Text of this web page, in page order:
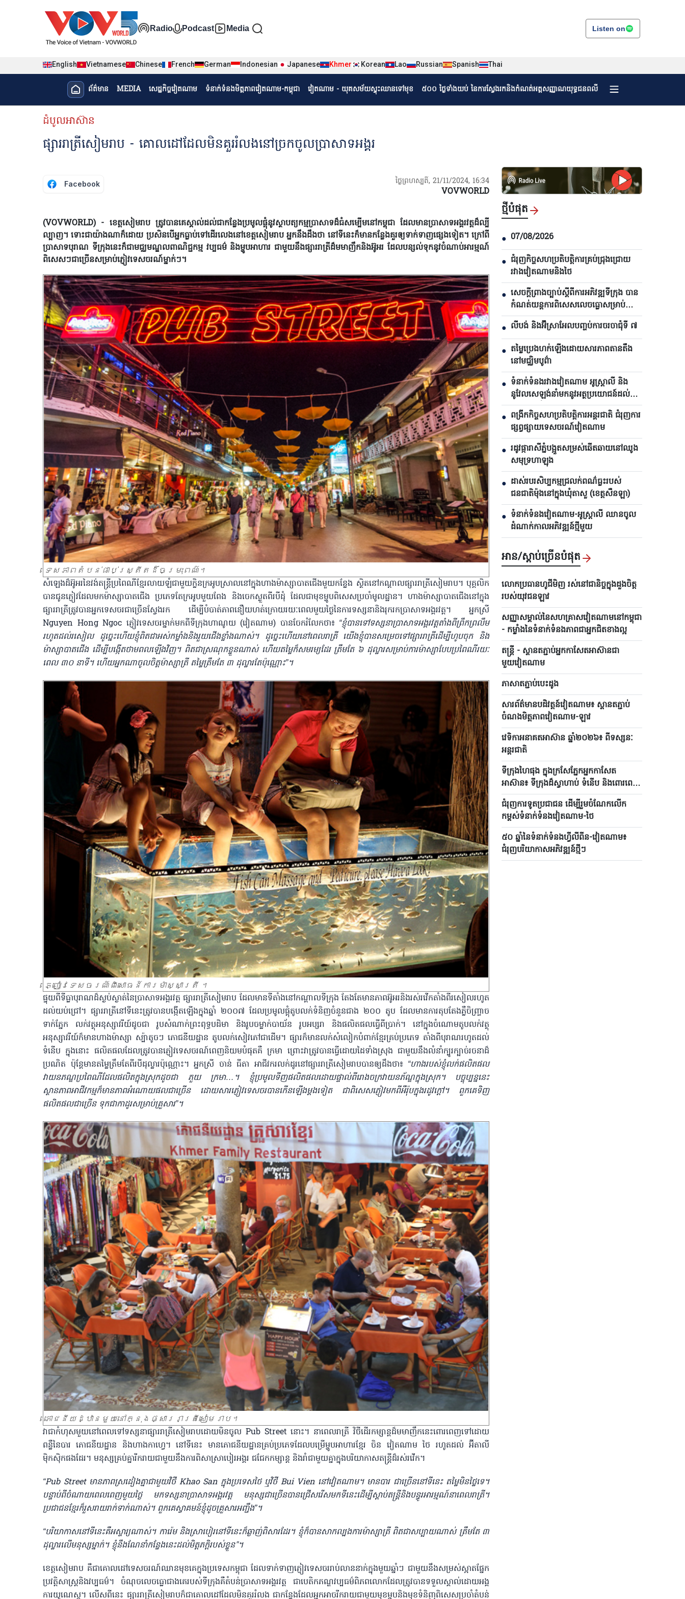
Đa phương tiện tiếng Khmer
Radio Podcast Media Listen on
English Vietnamese Chinese French German Indonesian Japanese Khmer Korean Lao Russian Spanish Thai
Menu trang chủ tiếng Khmer
ព័ត៌មាន​ MEDIA សេដ្ឋកិច្ចវៀតណាម ទំនាក់ទំនងមិត្តភាពវៀតណាម-កម្ពុជា វៀតណាម - យុគសម័យស្ទុះឈានទៅមុខ ៥០០ ថ្ងៃទាំងយប់ នៃការស្វែងរកនិងកំណត់អត្តសញ្ញាណយុទ្ធជនពលី
menu phụ tiếng Khmer
ដំបូលអាស៊ាន
ផ្សាររាត្រីសៀមរាប - គោលដៅដែលមិនគួររំលងនៅច្រក​ចូលប្រាសាទ​អង្គរ​
Facebook ថ្ងៃព្រហស្បតិ៍, 21/11/2024, 16:34
VOVWORLD
(VOVWORLD) - ខេត្តសៀមរាប ត្រូវបានគេស្គាល់ដល់ជាកន្លែងប្រមូលផ្តុំនូវស្ថាបត្យកម្មប្រាសាទដ៏ធំសម្បើមនៅកម្ពុជា ដែលមានប្រាសាទអង្គរវត្តដ៏ល្បី
ល្បាញ។ ទោះជាយ៉ាងណាក៏ដោយ ប្រសិនបើអ្នកធ្លាប់ទៅដើរលេងនៅខេត្តសៀមរាប អ្នកនឹងដឹងថា នៅទីនេះក៏មានកន្លែងគួរឲ្យទាក់ទាញផ្សេងទៀត។ ក្រៅពី
ប្រាសាទបុរាណ ទីក្រុងនេះក៏ជាមជ្ឈមណ្ឌលពាណិជ្ជកម្ម វប្បធម៌ និងម្ហូបអាហារ ជាមួយនឹងផ្សាររាត្រីដ៏មមាញឹកនិងអ៊ូអរ ដែលបន្សល់ទុកនូវចំណាប់អារម្មណ៍
ពិសេសៗជាច្រើនសម្រាប់ភ្ញៀវទេសចរណ៍ម្នាក់ៗ។
ទេសភាពតំបន់ផាប់ស្ត្រីតដ៏ចម្រុះពណ៌។
សំឡេងដ៏អ៊ូអរនៃវង់តន្ត្រីប្រពៃណីខ្មែរលាយឡំជាមួយក្លិនក្រអូបស្រាលនៅក្នុងហាងម៉ាស្សាបាតជើងមួយកន្លែង ស្ថិតនៅកណ្ដាលផ្សាររាត្រីសៀមរាប។ បុគ្គលិក
បានជូនភ្ញៀវដែលមកម៉ាស្សាបាតជើង ប្រភេទតែក្រអូបមួយពែង និងចេកស្ងួតពីរបីដុំ ដែលជាមុខម្ហូបពិសេសប្រចាំមូលដ្ឋាន។ ហាងម៉ាស្សាបាតជើងនៅក្នុង
ផ្សាររាត្រីត្រូវបានអ្នកទេសចរជាច្រើនស្វែងរក ដើម្បីបំបាត់ភាពនឿយហត់ក្រោយរយៈពេលមួយថ្ងៃនៃការទស្សនានិងរុករកប្រាសាទអង្គរវត្ត។ អ្នកស្រី
Nguyen Hong Ngoc ភ្ញៀវទេសចរម្នាក់មកពីទីក្រុងហាណូយ (វៀតណាម) បានចែករំលែកថា៖ “ខ្ញុំបានទៅទស្សនាប្រាសាទអង្គរវត្តតាំងពីព្រឹកព្រលឹម
រហូតដល់រសៀល ដូច្នេះហើយខ្ញុំពិតជាអស់កម្លាំងនិងរួយជើងខ្លាំងណាស់។ ដូច្នេះហើយនៅពេលរាត្រី យើងខ្ញុំបានសម្រេចទៅផ្សាររាត្រីដើម្បីហូបចុក និង
ម៉ាស្សាបាតជើង ដើម្បីបង្កើតថាមពលឡើងវិញ។ ពិតជាស្រណុកខ្លួនណាស់ ហើយតម្លៃក៏សមរម្យដែរ ត្រឹមតែ ៦ ដុល្លារសម្រាប់ការម៉ាស្សាបែបប្រពៃណីរយៈ
ពេល ៣០ នាទី។ ហើយអ្នកណាចូលចិត្តម៉ាស្សាត្រី តម្លៃត្រឹមតែ ៣ ដុល្លារតែប៉ុណ្ណោះ”។
ភ្ញៀវទេសចរណ៍ពិសោធន៍ការម៉ាស្សាត្រី ។
ផ្ទុយពីទីធ្លាបុរាណដ៏ស្ងប់ស្ងាត់នៃប្រាសាទអង្គរវត្ត ផ្សាររាត្រីសៀមរាប ដែលមានទីតាំងនៅកណ្តាលទីក្រុង តែងតែមានភាពអ៊ូអរនិងរស់រវើកតាំងពីរសៀលរហូត
ដល់យប់ជ្រៅ។ ផ្សាររាត្រីនៅទីនេះត្រូវបានបង្កើតឡើងក្នុងឆ្នាំ ២០០៧ ដែលប្រមូលផ្តុំតូបលក់ទំនិញចំនួនជាង ២០០ តូប ដែលមានការតុបតែងភ្លឺចិញ្ច្រាច
ទាក់ភ្នែក លក់វត្ថុអនុស្សាវរីយ៍ដូចជា រូបសំណាក់ព្រះពុទ្ធបដិមា និងរូបចម្លាក់បាយ័ន រូបអប្សរា និងផលិតផលធ្វើពីប្រាក់។ នៅក្នុងចំណោមតូបលក់វត្ថុ
អនុស្សាវរីយ៍ក៏មានហាងម៉ាស្សា ស្ប៉ាតូចៗ ភោជនីយដ្ឋាន តូបលក់សៀវភៅជាដើម។ ផ្សារក៏មានលក់សំលៀកបំពាក់ខ្មែរគ្រប់ប្រភេទ តាំងពីបុរាណរហូតដល់
ទំនើប ក្នុងនោះ ផលិតផលដែលត្រូវបានភ្ញៀវទេសចរណ៍ពេញនិយមបំផុតគឺ ក្រមា ព្រោះវាត្រូវបានធ្វើដោយដៃទាំងស្រុង ជាមួយនឹងលំនាំក្បូរក្បាច់រចនាដ៏
ប្រណិត ប៉ុន្តែមានតម្លៃត្រឹមតែពីរបីដុល្លារប៉ុណ្ណោះ។ អ្នកស្រី ចាន់ ធីតា អាជីវករលក់ដូរនៅផ្សាររាត្រីសៀមរាបបានឲ្យដឹងថា៖“ហាងរបស់ខ្ញុំលក់ផលិតផល
វាយនភណ្ឌប្រពៃណីដែលផលិតក្នុងស្រុកដូចជា ភួយ ក្រមា…។ ខ្ញុំប្រមូលទីញផលិតផលដោយផ្ទាល់ពីរោងចក្រវាយនភ័ណ្ឌក្នុងស្រុក។ បច្ចុប្បន្ននេះ
ស្ថានភាពអាជីវកម្មក៏មានភាពអំណោយផលជាច្រើន ដោយសារភ្ញៀវទេសចរបានកើនឡើងម្តងទៀត ជាពិសេសភ្ញៀវមកពីអឺរ៉ុបក្នុងរដូវក្តៅ។ ពួកគេទិញ
ផលិតផលជាច្រើន ទុកជាកាដូរសម្រាប់គ្រួសារ”។
ភោជនីយដ្ឋានមួយនៅក្នុងផ្សាររាត្រីសៀមរាប។
វាជាកំហុសមួយនៅពេលទៅទស្សនាផ្សាររាត្រីសៀមរាបដោយមិនចូល Pub Street នោះ។ នាពេលរាត្រី វិថីដើរកម្សាន្តដ៏មមាញឹកនេះពោរពេញទៅដោយ
ពន្លឺនៃបារ ភោជនីយដ្ឋាន និងហាងកាហ្វេ។ នៅទីនេះ មានភោជនីយដ្ឋានគ្រប់ប្រភេទដែលបម្រើម្ហូបអាហារខ្មែរ ចិន វៀតណាម ថៃ រហូតដល់ អ៊ីតាលី
ម៉ិកស៊ិកផងដែរ។ មនុស្សគ្រប់គ្នារីករាយជាមួយនឹងការពិសាស្រាបៀរអង្គរ ជជែកកម្សាន្ត និងរាំជាមួយគ្នាក្នុងបរិយាកាសតន្ត្រីដ៏រស់រវើក។
“Pub Street មានភាពស្រដៀងគ្នាជាមួយវិថី Khao San ក្នុងប្រទេសថៃ ឬវិថី Bui Vien នៅវៀតណាម។ មានបារ ជាច្រើននៅទីនេះ តម្លៃមិនថ្លៃទេ។
បន្ទាប់ពីចំណាយពេលពេញមួយថ្ងៃ មកទស្សនាប្រាសាទអង្គរវត្ត មនុស្សជាច្រើនបានជ្រើសរើសមកទីនេះដើម្បីស្តាប់តន្ត្រីនិងបន្ធូរអារម្មណ៍នាពេលរាត្រី។
ប្រជាជនខ្មែរក៏រួសរាយរាក់ទាក់ណាស់។ ពួកគេស្វាគមន៍ខ្ញុំដូចគ្រួសារអញ្ជឹង”។
“បរិយាកាសនៅទីនេះគឺអស្ចារ្យណាស់។ ការ៉េម និងស្រាបៀរនៅទីនេះក៏ឆ្ងាញ់ពិសារដែរ។ ខ្ញុំក៏បានសាកល្បងការម៉ាស្សាត្រី ពិតជាសប្បាយណាស់ ត្រឹមតែ ៣
ដុល្លារលើមនុស្សម្នាក់។ ខ្ញុំនឹងណែនាំកន្លែងនេះដល់មិត្តភក្តិរបស់ខ្លួន"។
ខេត្តសៀមរាប គឺជាគោលដៅទេសចរណ៍ឈានមុខគេក្នុងប្រទេសកម្ពុជា ដែលទាក់ទាញភ្ញៀវទេសចររាប់លាននាក់ក្នុងមួយឆ្នាំៗ ជាមួយនឹងសម្រស់ស្អាតផ្នែក
ប្រវត្តិសាស្ត្រនិងវប្បធម៌។ ចំណុចលេចធ្លោជាងគេរបស់ទីក្រុងគឺតំបន់ប្រាសាទអង្គរវត្ត ជាបេតិកភណ្ឌវប្បធម៌ពិភពលោកដែលត្រូវបានទទួលស្គាល់ដោយអង្គ
ការយូណេស្កូ។ លើសពីនេះ ផ្សាររាត្រីសៀមរាបក៏ជាគោលដៅដែលមិនគួររំលង ជាកន្លែងដែលអ្នកអាចរីករាយជាមួយមុខម្ហូបនិងមុខទំនិញពិសេសប្រចាំតំបន់
ថ្មីបំផុត
● 07/08/2026
● ជំរុញកិច្ចសហប្រតិបត្តិការគ្រប់ជ្រុងជ្រោយ
រវាងវៀតណាមនិងថៃ
● សេចក្តីព្រាងច្បាប់ស្តីពីការអភិវឌ្ឍទីក្រុង បាន​
កំណត់យន្តការពិសេសលេចធ្លោសម្រាប់
ទីក្រុងហូជីមិញ
● លីបង់ និងអ៊ីស្រាអែលបញ្ចប់ការចរចាជុំទី ៧​
● តម្លៃប្រេងហក់ឡើងដោយសារភាពតានតឹង
នៅមជ្ឈិមបូព៌ា
● ទំនាក់ទំនងរវាងវៀតណាម អូស្ត្រាលី និង
នូវែលសេឡង់នាំមកនូវអត្ថប្រយោជន៍ដល់
គ្រប់ភាគីទាំងអស់
● ពង្រីកកិច្ចសហប្រតិបត្តិការអន្តរជាតិ ជំរុញការ
ផ្សព្វផ្សាយទេសចរណ៍វៀតណាម
● រដូវផ្ការាសីភ្នំបង្អួតសម្រស់ឆើតឆាយនៅឈូង
សមុទ្រហាឡុង
● ដាស់របរសិប្បកម្មជ្រលក់ពណ៌ធ្លះរបស់
ជនជាតិម៉ុងនៅក្នុងឃុំតាសួ (ខេត្តសឺនឡា)
● ទំនាក់ទំនងវៀតណាម-អូស្ត្រាលី ឈាន​ចូល
ដំណាក់កាលអភិវឌ្ឍន៍ថ្មីមួយ
អាន/ស្តាប់ច្រើនបំផុត
លោកប្រធានហូជីមិញ រស់នៅជានិច្ច​ក្នុងដួងចិត្ត
របស់យុវជនឡាវ
សញ្ញាសម្គាល់នៃសហគ្រាសវៀតណាមនៅកម្ពុជា
- កម្លាំងនៃទំនាក់ទំនងភាពជាអ្នកជិតខាងល្អ
តន្ត្រី - ស្ពានតភ្ជាប់អ្នកកាសែតអាស៊ានជា
មួយវៀតណាម
ភាសាតភ្ជាប់បេះដូង​
សារព័ត៌មានបដិវត្តន៍វៀតណាម៖ ស្ពាន​តភ្ជាប់
ចំណង​មិត្ត​ភាពវៀតណាម-ឡាវ
វេទិកាអនាគតអាស៊ាន ឆ្នាំ២០២៦៖ ពីទស្សនៈ
អន្តរជាតិ
ទីក្រុងហៃផុង ក្នុងក្រសែភ្នែកអ្នកកាសែត
អាស៊ាន៖ ទីក្រុងដ៏ស្វាហាប់ ទំនើប និងពោរពេញ
ទៅ​ដោយ​អត្តសញ្ញាណ
ជំរុញការទូតប្រជាជន ដើម្បីរួមចំណែកលើក
កម្ពស់ទំនាក់ទំនងវៀតណាម-ថៃ
៥០ ឆ្នាំនៃទំនាក់ទំនងហ្វីលីពីន-វៀតណាម៖
ជំរុញបរិយាកាសអភិវឌ្ឍន៍ថ្មីៗ